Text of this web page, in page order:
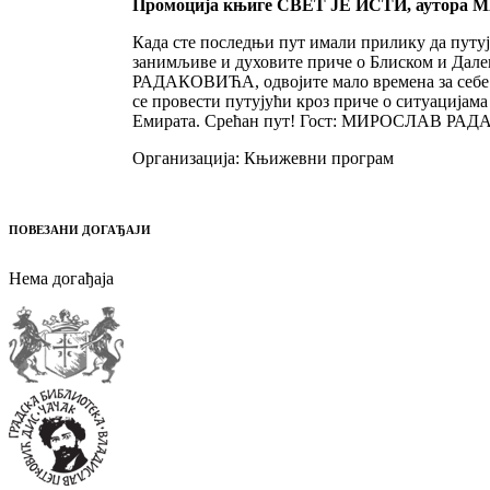
Промоција књиге СВЕТ ЈЕ ИСТИ,
Када сте последњи пут имали прилику да
занимљиве и духовите приче о Блиском и
РАДАКОВИЋА, одвојите мало времена за себе
се провести путујући кроз приче о
Емирата. Срећан пут! Гост: МИРОСЛАВ
Организација: Књижевни програм
ПОВЕЗАНИ ДОГАЂАЈИ
Нема догађаја